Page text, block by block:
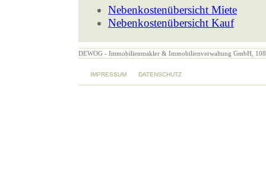
Nebenkostenübersicht Miete
Nebenkostenübersicht Kauf
DEWOG - Immobilienmakler & Immobilienverwaltung GmbH,
IMPRESSUM DATENSCHUTZ